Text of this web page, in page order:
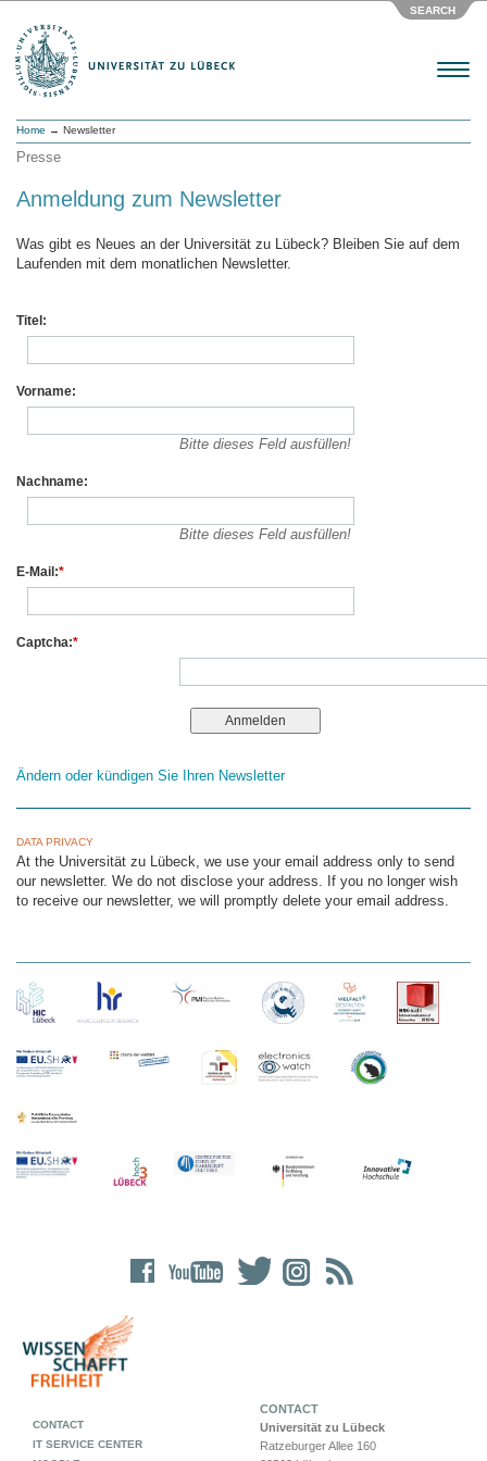
SEARCH
Menu
Home → Newsletter
Presse
Anmeldung zum Newsletter
Was gibt es Neues an der Universität zu Lübeck? Bleiben Sie auf dem
Laufenden mit dem monatlichen Newsletter.
Titel:
Vorname:
Bitte dieses Feld ausfüllen!
Nachname:
Bitte dieses Feld ausfüllen!
E-Mail:*
Captcha:*
Ändern oder kündigen Sie Ihren Newsletter
DATA PRIVACY
At the Universität zu Lübeck, we use your email address only to send
our newsletter. We do not disclose your address. If you no longer wish
to receive our newsletter, we will promptly delete your email address.
CONTACT
Universität zu Lübeck
Ratzeburger Allee 160
CONTACT
IT SERVICE CENTER